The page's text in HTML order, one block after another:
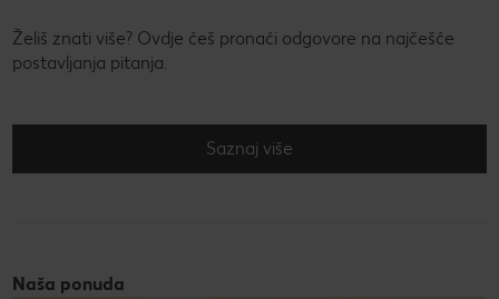
Želiš znati više? Ovdje ćeš pronaći odgovore na najčešće
postavljanja pitanja.
Saznaj više
Naša ponuda